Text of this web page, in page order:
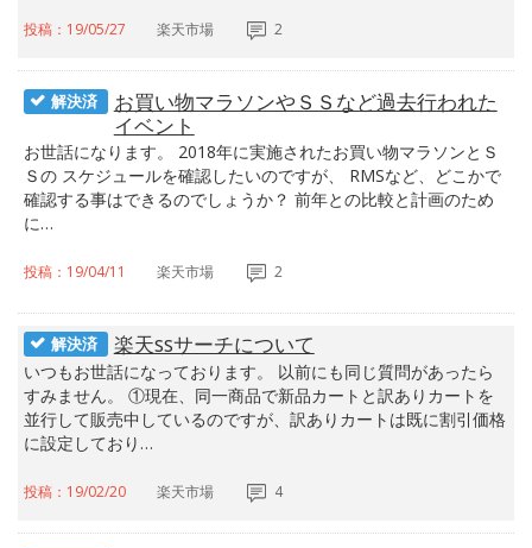
投稿：19/05/27 楽天市場 2
解決済
お買い物マラソンやＳＳなど過去行われた
イベント
お世話になります。 2018年に実施されたお買い物マラソンとＳ
Ｓの スケジュールを確認したいのですが、 RMSなど、どこかで
確認する事はできるのでしょうか？ 前年との比較と計画のため
に…
投稿：19/04/11 楽天市場 2
解決済 楽天ssサーチについて
いつもお世話になっております。 以前にも同じ質問があったら
すみません。 ①現在、同一商品で新品カートと訳ありカートを
並行して販売中しているのですが、訳ありカートは既に割引価格
に設定しており…
投稿：19/02/20 楽天市場 4